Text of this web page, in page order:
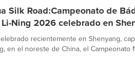
Silk Road:Campeonato de
Ning 2026 celebrado en
recientemente en Shenyang,
en el noreste de China, el Campeonato